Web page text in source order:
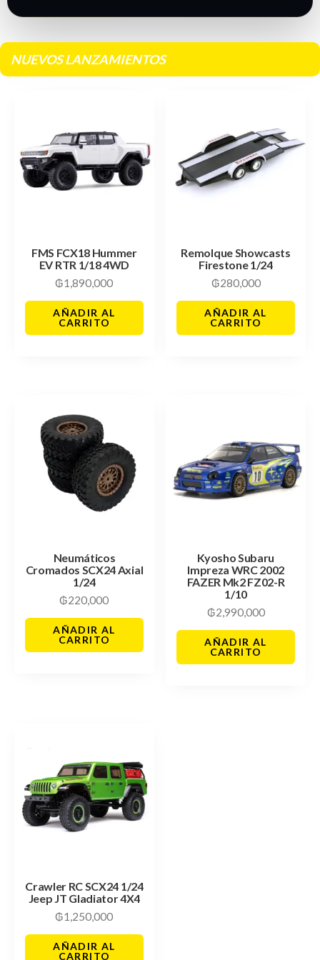
NUEVOS LANZAMIENTOS
FMS FCX18 Hummer
EV RTR 1/18 4WD
₲1,890,000
AÑADIR AL
CARRITO
Remolque Showcasts
Firestone 1/24
₲280,000
AÑADIR AL
CARRITO
Neumáticos
Cromados SCX24 Axial
1/24
₲220,000
AÑADIR AL
CARRITO
Kyosho Subaru
Impreza WRC 2002
FAZER Mk2 FZ02-R
1/10
₲2,990,000
AÑADIR AL
CARRITO
Crawler RC SCX24 1/24
Jeep JT Gladiator 4X4
₲1,250,000
AÑADIR AL
CARRITO